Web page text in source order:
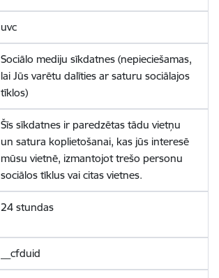
uvc
Sociālo mediju sīkdatnes (nepieciešamas,
lai Jūs varētu dalīties ar saturu sociālajos
tīklos)
Šīs sīkdatnes ir paredzētas tādu vietņu
un satura koplietošanai, kas jūs interesē
mūsu vietnē, izmantojot trešo personu
sociālos tīklus vai citas vietnes.
24 stundas
__cfduid